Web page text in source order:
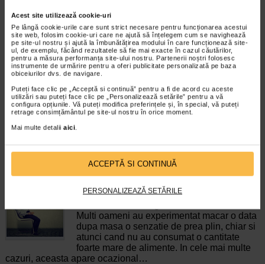
Acest site utilizează cookie-uri
Pe lângă cookie-urile care sunt strict necesare pentru funcționarea acestui
site web, folosim cookie-uri care ne ajută să înțelegem cum se navighează
pe site-ul nostru și ajută la îmbunătățirea modului în care funcționează site-
ul, de exemplu, făcând rezultatele să fie mai exacte în cazul căutărilor,
pentru a măsura performanța site-ului nostru. Partenerii noștri folosesc
instrumente de urmărire pentru a oferi publicitate personalizată pe baza
obiceiurilor dvs. de navigare.
Puteți face clic pe „Acceptă si continuă” pentru a fi de acord cu aceste
utilizări sau puteți face clic pe „Personalizează setările” pentru a vă
configura opțiunile. Vă puteți modifica preferințele și, în special, vă puteți
retrage consimțământul pe site-ul nostru în orice moment.
Mai multe detalii aici.
ACCEPTĂ SI CONTINUĂ
PERSONALIZEAZĂ SETĂRILE
capacitatea de a identifica si gestiona
propriile emotii, precum si emotiile celorlalti.
In general, se spune ca inteligenta
emotionala cuprinde cateva abilitati:…
Timp de citire:4 minute, 39 secunde 6 august 2026
Sistem urinar
Enurezisul este termenul medical pentru
pierderea accidentala de urina, de obicei in
Enurezisul este considerat…
4 minute, 32 secunde
Senzatia de prea plin: cand indica o afectiune si
cum o tratati
Multi oameni au experimentat macar o data
dupa masa o senzatie de prea plin, chiar si
atunci cand nu au consumat o cantitate
foarte mare de alimente. In cele mai multe
cazuri, aceasta apare ocazional…